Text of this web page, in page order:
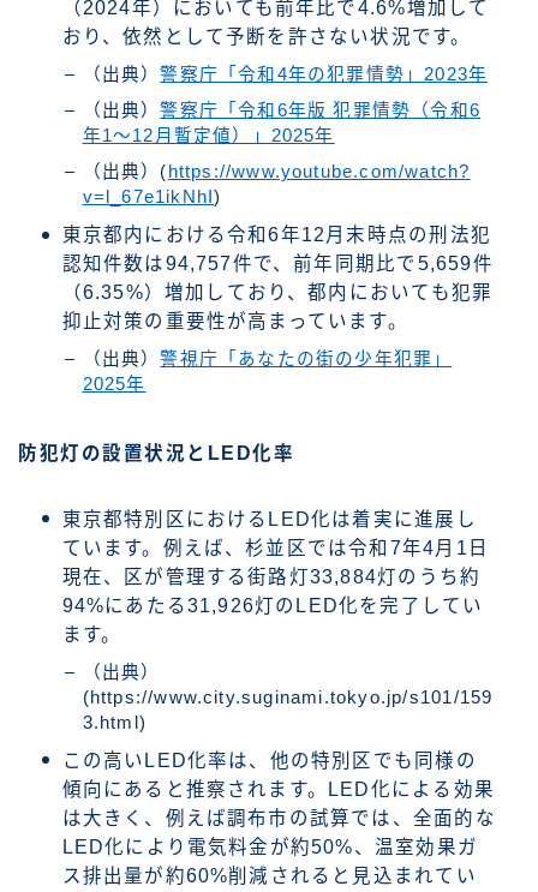
（2024年）においても前年比で4.6%増加して
おり、依然として予断を許さない状況です。
（出典）警察庁「令和4年の犯罪情勢」2023年
（出典）警察庁「令和6年版 犯罪情勢（令和6
年1～12月暫定値）」2025年
（出典）( https://www.youtube.com/watch?
v=l_67e1ikNhI)
東京都内における令和6年12月末時点の刑法犯
認知件数は94,757件で、前年同期比で5,659件
（6.35%）増加しており、都内においても犯罪
抑止対策の重要性が高まっています。
（出典）警視庁「あなたの街の少年犯罪」
2025年
防犯灯の設置状況とLED化率
東京都特別区におけるLED化は着実に進展し
ています。例えば、杉並区では令和7年4月1日
現在、区が管理する街路灯33,884灯のうち約
94%にあたる31,926灯のLED化を完了してい
ます。
（出典）
(https://www.city.suginami.tokyo.jp/s101/159
3.html)
この高いLED化率は、他の特別区でも同様の
傾向にあると推察されます。LED化による効果
は大きく、例えば調布市の試算では、全面的な
LED化により電気料金が約50%、温室効果ガ
ス排出量が約60%削減されると見込まれてい